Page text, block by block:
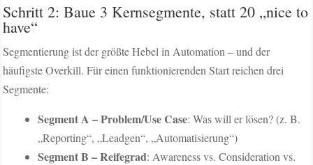
Schritt 2: Baue 3 Kernsegmente, statt 20 „nice to
have“
Segmentierung ist der größte Hebel in Automation – und der
häufigste Overkill. Für einen funktionierenden Start reichen drei
Segmente:
Segment A – Problem/Use Case: Was will er lösen? (z. B.
„Reporting“, „Leadgen“, „Automatisierung“)
Segment B – Reifegrad: Awareness vs. Consideration vs.